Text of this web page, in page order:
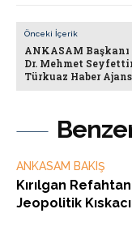
ANKASAM BAKIŞ
Kırılgan
Jeopolitik
Önceki İçerik
ANKASAM
Dr. Mehmet
Türkuaz Haber